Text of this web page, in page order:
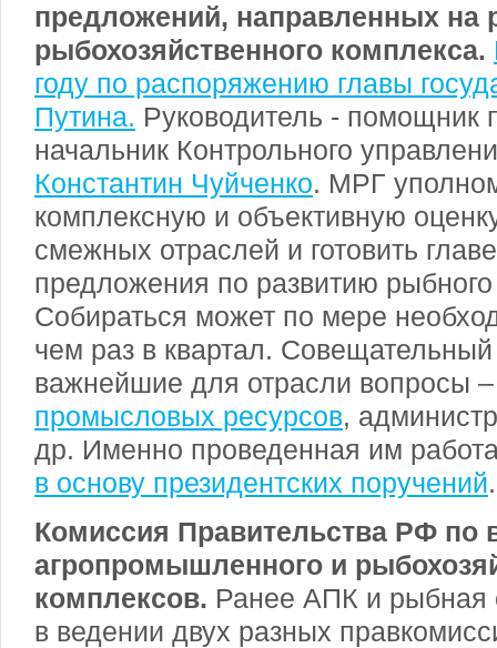
предложений, направленных на
рыбохозяйственного комплекса.
году по распоряжению главы
Путина. Руководитель - помощник
начальник Контрольного
Константин Чуйченко. МРГ
комплексную и объективную
смежных отраслей и готовить
предложения по развитию рыбного
Собираться может по мере
чем раз в квартал. Совещательный
важнейшие для отрасли вопросы
промысловых ресурсов,
др. Именно проведенная им
в основу президентских поручений.
Комиссия Правительства РФ по
агропромышленного и
комплексов. Ранее АПК и рыбная
в ведении двух разных